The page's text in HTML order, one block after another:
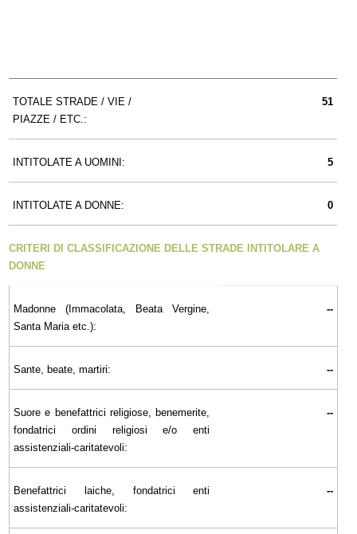
TOTALE STRADE / VIE /
PIAZZE / ETC.:
51
INTITOLATE A UOMINI: 5
INTITOLATE A DONNE: 0
CRITERI DI CLASSIFICAZIONE DELLE STRADE INTITOLARE A
DONNE
Madonne (Immacolata, Beata Vergine,
Santa Maria etc.):
--
Sante, beate, martiri: --
Suore e benefattrici religiose, benemerite,
fondatrici ordini religiosi e/o enti
assistenziali-caritatevoli:
--
Benefattrici laiche, fondatrici enti
assistenziali-caritatevoli:
--